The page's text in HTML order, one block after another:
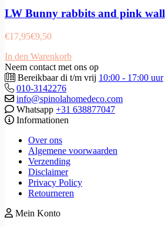
LW Bunny rabbits and pink wall
€17,95€9,50
In den Warenkorb
Neem contact met ons op
Bereikbaar di t/m vrij 10:00 - 17:00 uur
010-3142276
info@spinolahomedeco.com
Whatsapp +31 638877047
Informationen
Over ons
Algemene voorwaarden
Verzending
Disclaimer
Privacy Policy
Retourneren
Mein Konto